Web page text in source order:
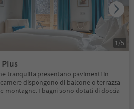
tranquilla presentano pavimenti in
dispongono di balcone o terrazza
montagne. I bagni sono dotati di doccia
1/5